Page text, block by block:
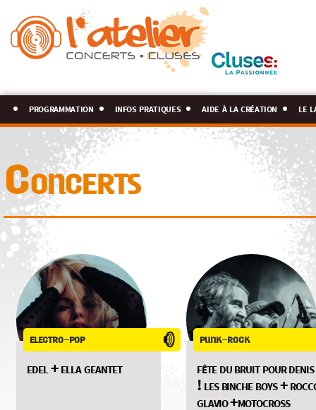
programmation infos pratiques aide à la création le
Concerts
electro-pop
edel + ella geantet
punk-rock
fête du bruit pour denis
! les binche boys +
glavio +motocross